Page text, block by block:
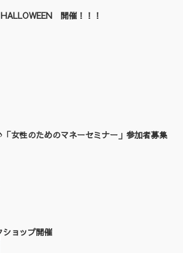
開催！！！
女性のためのマネーセミナー」参加者募集
ショップ開催